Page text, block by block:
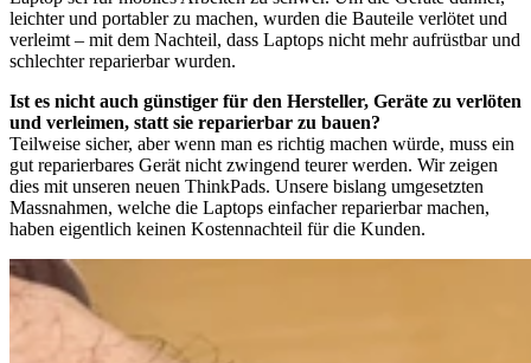
leichter und portabler zu machen, wurden die Bauteile verlötet und
verleimt – mit dem Nachteil, dass Laptops nicht mehr aufrüstbar und
schlechter reparierbar wurden.
Ist es nicht auch günstiger für den Hersteller, Geräte zu verlöten
und verleimen, statt sie reparierbar zu bauen?
Teilweise sicher, aber wenn man es richtig machen würde, muss ein
gut reparierbares Gerät nicht zwingend teurer werden. Wir zeigen
dies mit unseren neuen ThinkPads. Unsere bislang umgesetzten
Massnahmen, welche die Laptops einfacher reparierbar machen,
haben eigentlich keinen Kostennachteil für die Kunden.